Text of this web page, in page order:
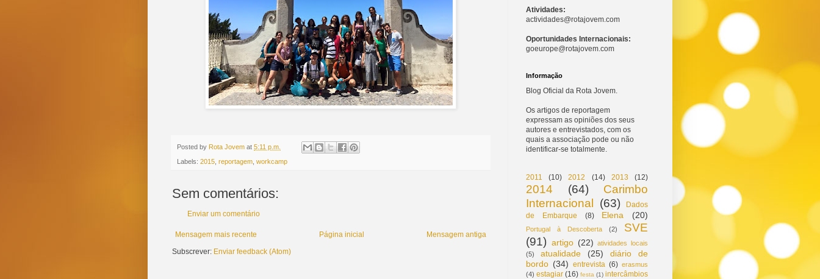
Posted by Rota Jovem at 5:11 p.m.
Labels: 2015 reportagem workcamp
Sem comentários:
Enviar um comentário
Mensagem mais recente Mensagem antiga
Página inicial
Subscrever: Enviar feedback (Atom)
Atividades:
actividades@rotajovem.com
Oportunidades Internacionais:
goeurope@rotajovem.com
Informação
Blog Oficial da Rota Jovem.
Os artigos de reportagem
expressam as opiniões dos seus
autores e entrevistados, com os
quais a associação pode ou não
identificar-se totalmente.
2011 (10) 2012 (14) 2013 (12)
2014 (64)
Carimbo
Internacional
(63)
Dados
de Embarque
(8) Elena (20)
Portugal à Descoberta (2)
SVE
(91) artigo (22)
atividades locais
(5)
atualidade (25)
diário de
bordo (34) entrevista (6) erasmus
(4) estagiar (16) festa (1) intercâmbios